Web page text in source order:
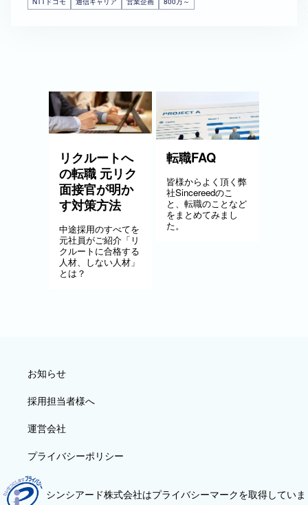
リクルートへ
の転職 元リク
面接官が明か
す対策方法
中途採用のすべてを
元社員がご紹介「リ
クルートに合格する
人材、しない人材」
とは？
転職FAQ
皆様からよく頂く弊
社Sincereedのこ
と、転職のことなど
をまとめてみまし
た。
お知らせ
採用担当者様へ
運営会社
プライバシーポリシー
シンシアード株式会社はプライバシーマークを取得していま